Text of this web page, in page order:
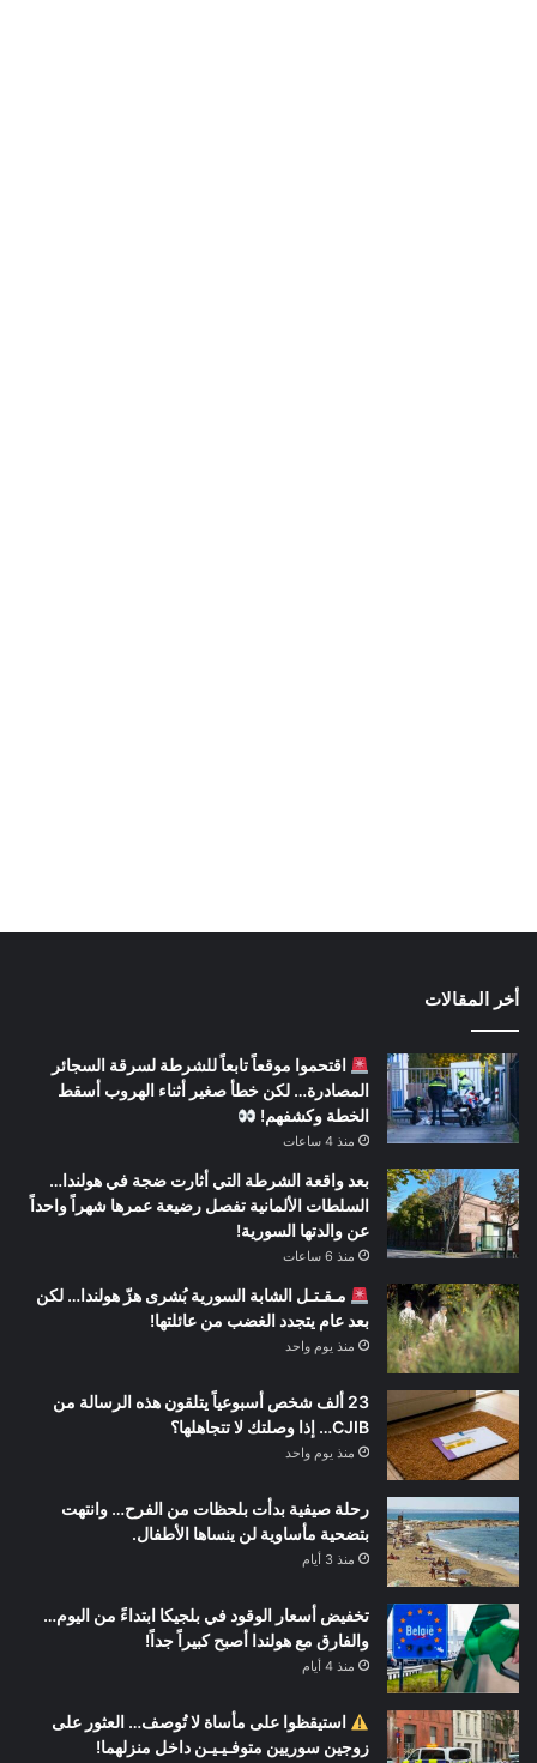
أخر المقالات
اقتحموا موقعاً تابعاً للشرطة لسرقة السجائر
المصادرة… لكن خطأ صغير أثناء الهروب أسقط
الخطة وكشفهم!
منذ 4 ساعات
بعد واقعة الشرطة التي أثارت ضجة في هولندا…
السلطات الألمانية تفصل رضيعة عمرها شهراً واحداً
عن والدتها السورية!
منذ 6 ساعات
مـقـتـل الشابة السورية بُشرى هزّ هولندا… لكن
بعد عام يتجدد الغضب من عائلتها!
منذ يوم واحد
23 ألف شخص أسبوعياً يتلقون هذه الرسالة من
CJIB… إذا وصلتك لا تتجاهلها؟
منذ يوم واحد
رحلة صيفية بدأت بلحظات من الفرح… وانتهت
بتضحية مأساوية لن ينساها الأطفال.
منذ 3 أيام
تخفيض أسعار الوقود في بلجيكا ابتداءً من اليوم…
والفارق مع هولندا أصبح كبيراً جداً!
منذ 4 أيام
استيقظوا على مأساة لا تُوصف… العثور على
زوجين سوريين متوفـيـيـن داخل منزلهما!